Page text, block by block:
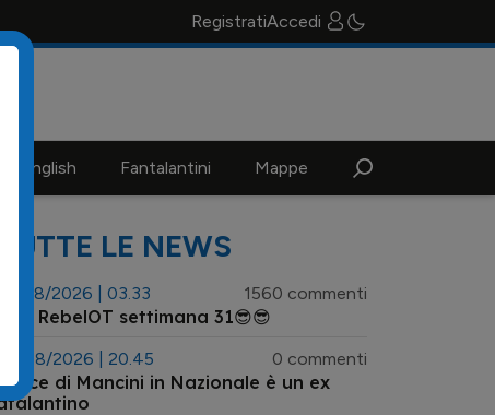
RegistratiAccedi
in english Fantalantini Mappe
TUTTE LE NEWS
03/08/2026 | 03.33 1560 commenti
😎😎 RebelOT settimana 31😎😎
06/08/2026 | 20.45 0 commenti
vice di Mancini in Nazionale è un ex